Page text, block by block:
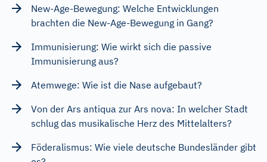
New-Age-Bewegung: Welche Entwicklungen
brachten die New-Age-Bewegung in Gang?
Immunisierung: Wie wirkt sich die passive
Immunisierung aus?
Atemwege: Wie ist die Nase aufgebaut?
Von der Ars antiqua zur Ars nova: In welcher Stadt
schlug das musikalische Herz des Mittelalters?
Föderalismus: Wie viele deutsche Bundesländer gibt